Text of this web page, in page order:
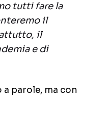
tutti fare la
il
il
e di
a parole, ma con